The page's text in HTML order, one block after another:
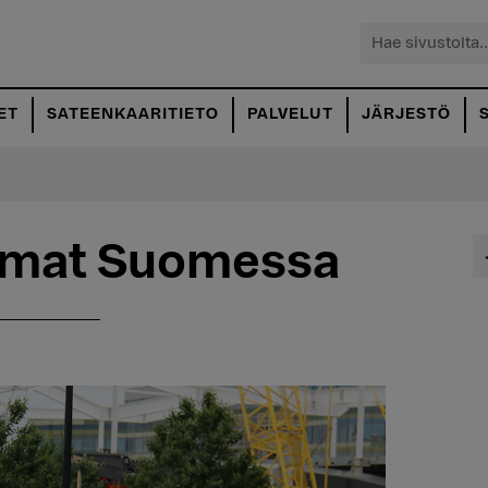
Hae
SATEENKAARITIETO PALVELUT JÄRJESTÖ
Suomessa